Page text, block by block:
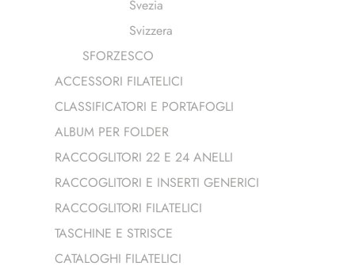
Svezia
Svizzera
SFORZESCO
ACCESSORI FILATELICI
CLASSIFICATORI E PORTAFOGLI
ALBUM PER FOLDER
RACCOGLITORI 22 E 24 ANELLI
RACCOGLITORI E INSERTI GENERICI
RACCOGLITORI FILATELICI
TASCHINE E STRISCE
CATALOGHI FILATELICI